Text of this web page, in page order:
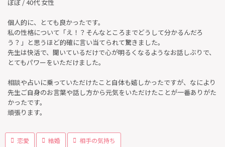
ぽぽ / 40代 女性
個人的に、とても良かったです。
私の性格について「え！？そんなところまでどうして分かるんだろ
う？」と思うほど的確に言い当てられて驚きました。
先生は快活で、聞いているだけで心が明るくなるようなお話しぶりで、
とてもパワーをいただけました。
相談や占いに乗っていただけたこと自体も嬉しかったですが、なにより
先生ご自身のお言葉や話し方から元気をいただけたことが一番ありがた
かったです。
頑張ります。
恋愛 結婚 相手の気持ち